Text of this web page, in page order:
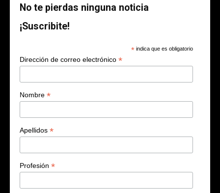
No te pierdas ninguna noticia
¡Suscribite!
* indica que es obligatorio
Dirección de correo electrónico *
Nombre *
Apellidos *
Profesión *